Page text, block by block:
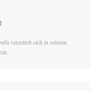
verzettelt sich in seinem